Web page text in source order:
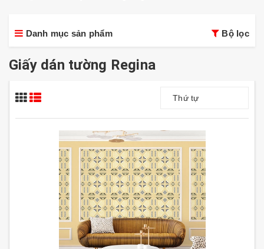
Danh mục sản phẩm Bộ lọc
Giấy dán tường Regina
Thứ tự